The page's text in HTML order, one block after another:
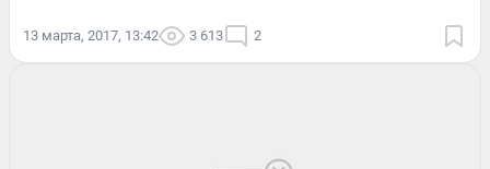
13 марта, 2017, 13:42 3 613 2